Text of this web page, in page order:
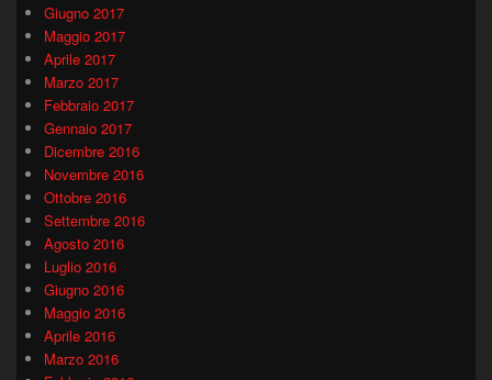
Giugno 2017
Maggio 2017
Aprile 2017
Marzo 2017
Febbraio 2017
Gennaio 2017
Dicembre 2016
Novembre 2016
Ottobre 2016
Settembre 2016
Agosto 2016
Luglio 2016
Giugno 2016
Maggio 2016
Aprile 2016
Marzo 2016